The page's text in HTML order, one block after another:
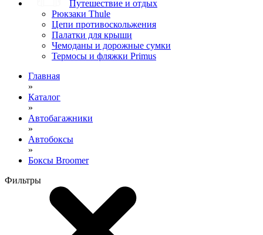
Путешествие и отдых
Рюкзаки Thule
Цепи противоскольжения
Палатки для крыши
Чемоданы и дорожные сумки
Термосы и фляжки Primus
Главная
»
Каталог
»
Автобагажники
»
Автобоксы
»
Боксы Broomer
Фильтры